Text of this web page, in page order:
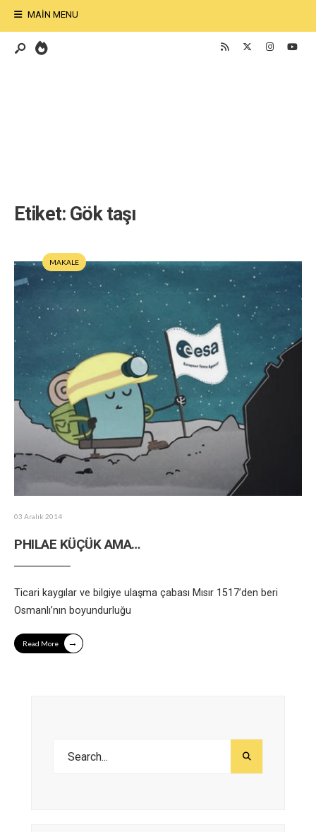
MAIN MENU
Etiket: Gök taşı
MAKALE
03 Aralık 2014
PHILAE KÜÇÜK AMA…
Ticari kaygılar ve bilgiye ulaşma çabası Mısır 1517’den beri
Osmanlı’nın boyundurluğu
Read More →